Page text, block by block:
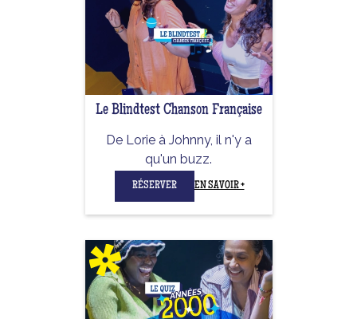
Le Blindtest Chanson Française
De Lorie à Johnny, il n'y a
qu'un buzz.
RÉSERVER EN SAVOIR +